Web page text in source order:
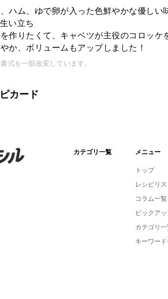
ハム、ゆで卵が入った色鮮やかな優しい
い立ち
作りたくて、キャベツが主役のコロッケ
か、ボリュームもアップしました！
式を一部改変しています。
カード
カテゴリ一覧 メニュー
トップ
レシピリス
コラム一覧
ピックア
カテゴリ
キーワー